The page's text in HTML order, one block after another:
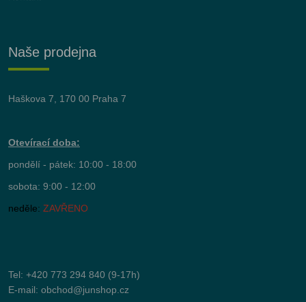
Naše prodejna
Haškova 7, 170 00 Praha 7
Otevírací doba:
pondělí - pátek: 10:00 - 18:00
sobota: 9:00 - 12:00
neděle: ZAVŘENO
Tel: +420 773 294 840 (9-17h)
E-mail: obchod@junshop.cz